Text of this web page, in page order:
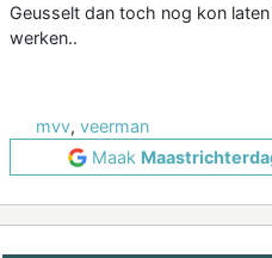
Geusselt dan toch nog kon
werken..
mvv, veerman
Maak